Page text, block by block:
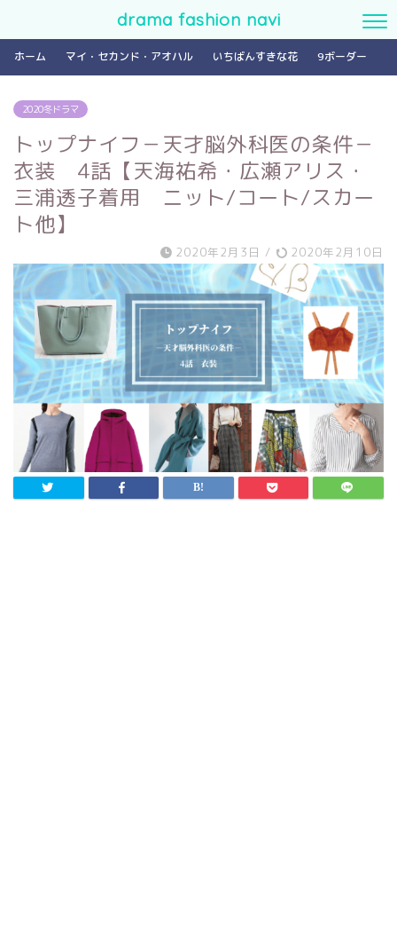
drama fashion navi
ホーム マイ・セカンド・アオハル いちばんすきな花 9ボーダー
2020冬ドラマ
トップナイフ－天才脳外科医の条件－
衣装 4話【天海祐希・広瀬アリス・
三浦透子着用 ニット/コート/スカー
ト他】
2020年2月3日 / 2020年2月10日